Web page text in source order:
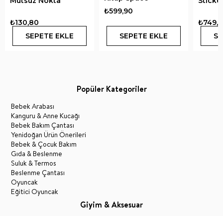
₺130,80
SEPETE EKLE
₺599,90
SEPETE EKLE
Popüler Kategoriler
Bebek Arabası
Kanguru & Anne Kucağı
Bebek Bakım Çantası
Yenidoğan Ürün Önerileri
Bebek & Çocuk Bakım
Gıda & Beslenme
Suluk & Termos
Beslenme Çantası
Oyuncak
Eğitici Oyuncak
Giyim & Aksesuar